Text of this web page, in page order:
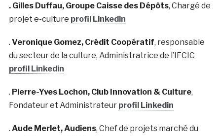
. Gilles Duffau, Groupe Caisse des Dépôts, Chargé de
projet e-culture profil Linkedin
. Veronique Gomez, Crédit Coopératif, responsable
du secteur de la culture, Administratrice de l’IFCIC
profil Linkedin
. Pierre-Yves Lochon, Club Innovation & Culture,
Fondateur et Administrateur profil Linkedin
. Aude Merlet, Audiens, Chef de projets marché du